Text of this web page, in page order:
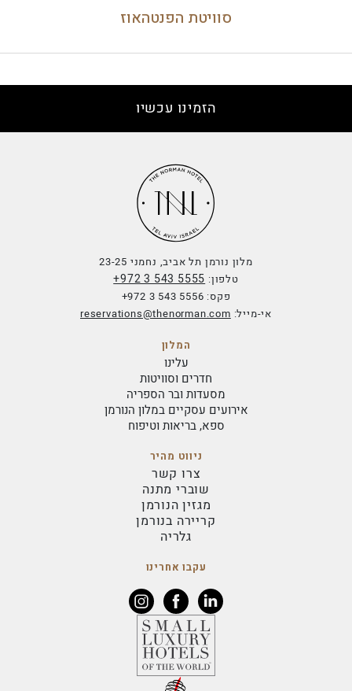
סוויטת הפנטהאוז
הזמינו עכשיו
מלון נורמן תל אביב, נחמני 23-25
טלפון: +972 3 543 5555
פקס: +972 3 543 5556
אי-מייל: reservations@thenorman.com
המלון
עלינו
חדרים וסוויטות
מסעדות ובר הספריה
אירועים עסקיים במלון הנורמן
ספא, בריאות וטיפוח
ניווט מהיר
צרו קשר
שוברי מתנה
מגזין הנורמן
קריירה בנורמן
גלריה
עקבו אחרינו